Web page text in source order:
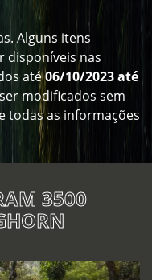
Alguns itens
disponíveis nas
até06/10/2023 até
modificados sem
todas as informações
3500